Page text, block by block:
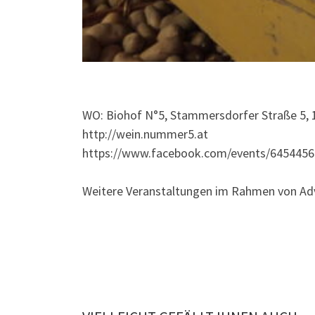
WO: Biohof N°5, Stammersdorfer Straße 5,
http://wein.nummer5.at
https://www.facebook.com/events/
Weitere Veranstaltungen im Rahmen von